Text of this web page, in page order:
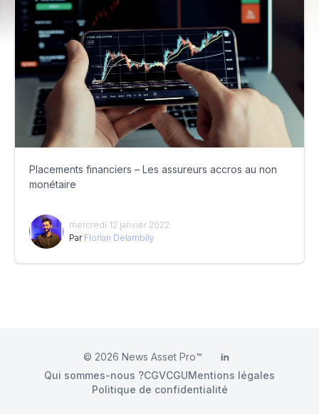
Placements financiers – Les assureurs accros au non
monétaire
mercredi 12 janvier 2022
Par Florian Delambily
© 2026 News Asset Pro™ LinkedIn
Qui sommes-nous ?CGVCGUMentions légales
Politique de confidentialité